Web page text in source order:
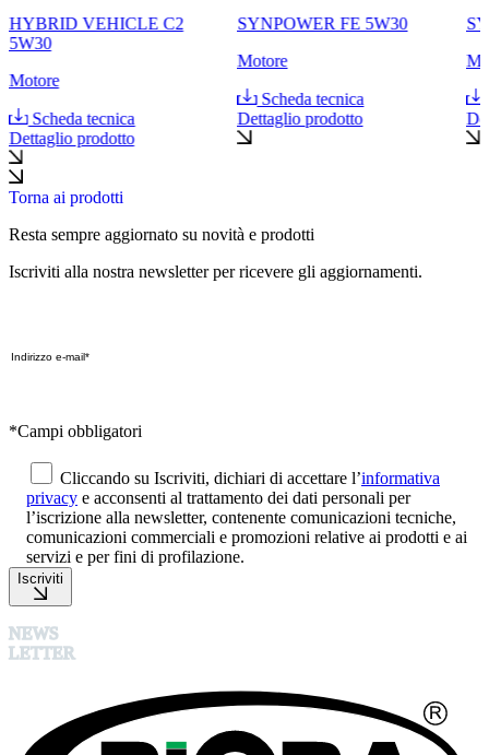
HYBRID VEHICLE C2
5W30
Motore
Scheda tecnica
Dettaglio prodotto
SYNPOWER FE 5W30
Motore
Scheda tecnica
Dettaglio prodotto
Torna ai prodotti
Resta sempre aggiornato su novità e prodotti
Iscriviti alla nostra newsletter per ricevere gli aggiornamenti.
*Campi obbligatori
Cliccando su Iscriviti, dichiari di accettare l’informativa
privacy e acconsenti al trattamento dei dati personali per
l’iscrizione alla newsletter, contenente comunicazioni tecniche,
comunicazioni commerciali e promozioni relative ai prodotti e ai
servizi e per fini di profilazione.
Iscriviti
NEWS
LETTER